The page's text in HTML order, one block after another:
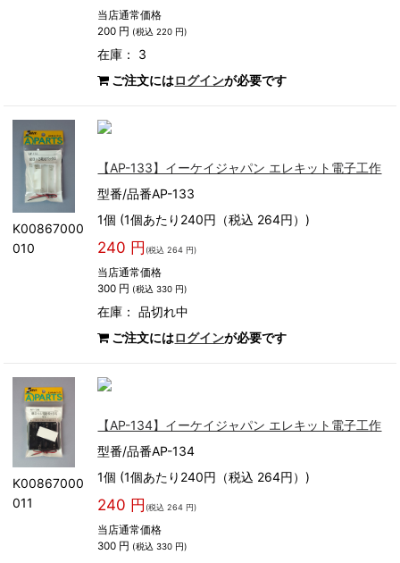
当店通常価格
200 円 (税込 220 円)
在庫： 3
ご注文にはログインが必要です
K00867000
010
【AP-133】イーケイジャパン エレキット電子工作
型番/品番AP-133
1個 (1個あたり240円（税込 264円）)
240 円 (税込 264 円)
当店通常価格
300 円 (税込 330 円)
在庫：品切れ中
ご注文にはログインが必要です
K00867000
011
【AP-134】イーケイジャパン エレキット電子工作
型番/品番AP-134
1個 (1個あたり240円（税込 264円）)
240 円 (税込 264 円)
当店通常価格
300 円 (税込 330 円)